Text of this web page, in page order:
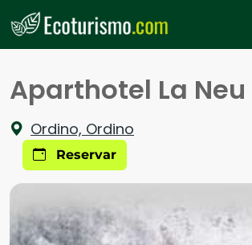
Pasar al contenido principal
Aparthotel La Neu
Ordino, Ordino
Reservar